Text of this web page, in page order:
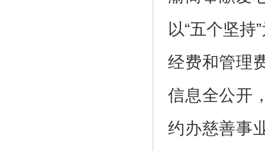
以“五个坚
经费和管理
信息全公开
约办慈善事